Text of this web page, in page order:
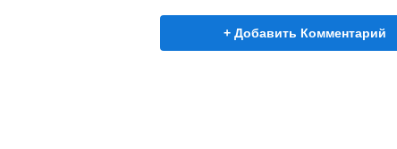
+ Добавить Комментарий